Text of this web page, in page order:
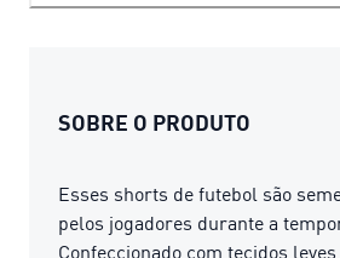
SOBRE O PRODUTO
Esses shorts de futebol são
pelos jogadores durante a
Confeccionado com tecidos